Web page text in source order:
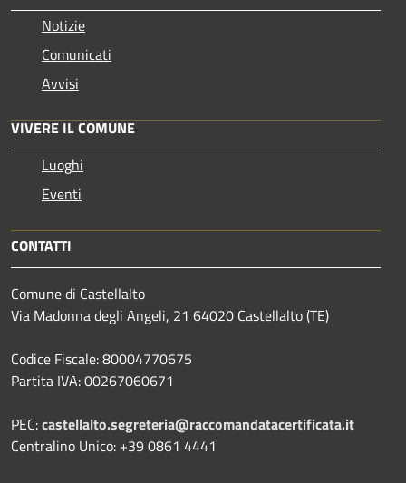
Notizie
Comunicati
Avvisi
VIVERE IL COMUNE
Luoghi
Eventi
CONTATTI
Comune di Castellalto
Via Madonna degli Angeli, 21 64020 Castellalto (TE)
Codice Fiscale: 80004770675
Partita IVA: 00267060671
PEC:castellalto.segreteria@raccomandatacertificata.it
Centralino Unico: +39 0861 4441